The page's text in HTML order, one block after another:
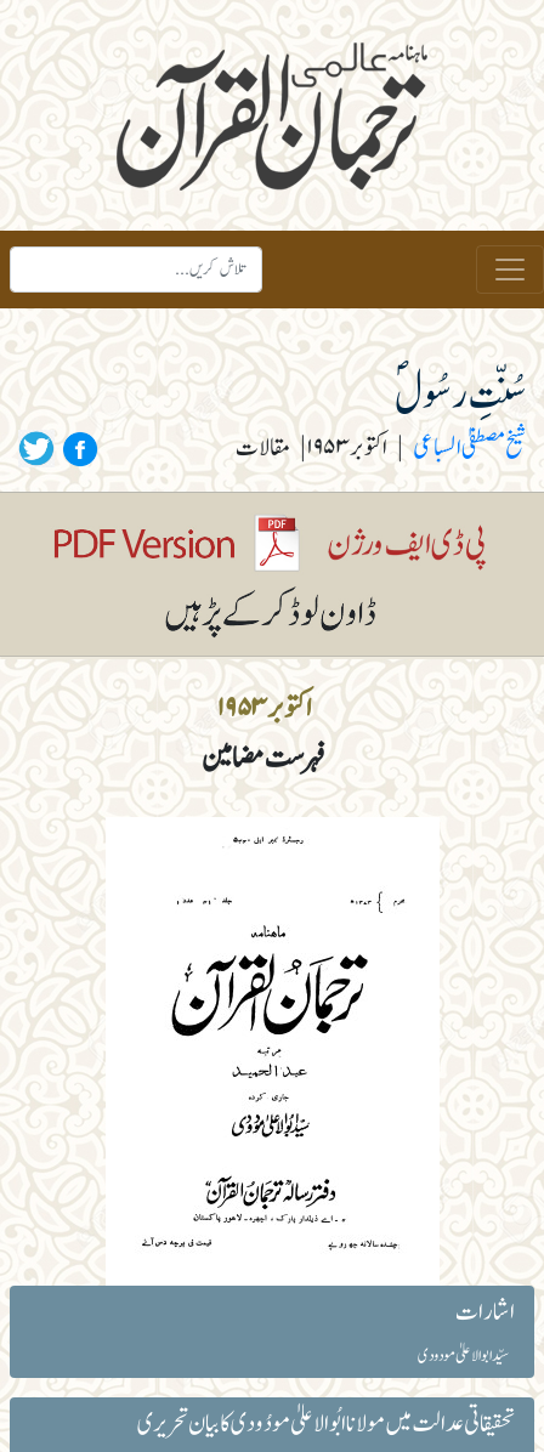
اکتوبر ۱۹۵۳
فہرست مضامین
سُنّتِ رسُولؐ
شیخ مصطفیٰ السباعی | اکتوبر ۱۹۵۳ | مقالات
اشارات
سیّد ابوالاعلیٰ مودودی
تحقیقاتی عدالت میں مولانا ابُوالاعلیٰ مودُودی کا بیان تحریری